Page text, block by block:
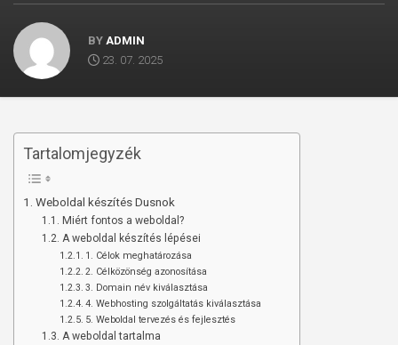
BY ADMIN
23. 07. 2025
Tartalomjegyzék
Weboldal készítés Dusnok
Miért fontos a weboldal?
A weboldal készítés lépései
1. Célok meghatározása
2. Célközönség azonosítása
3. Domain név kiválasztása
4. Webhosting szolgáltatás kiválasztása
5. Weboldal tervezés és fejlesztés
A weboldal tartalma